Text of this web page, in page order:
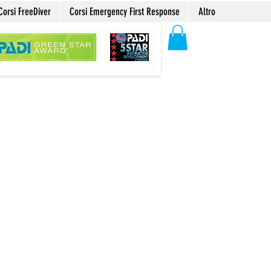
FreeDiver Corsi Emergency First Response Altro